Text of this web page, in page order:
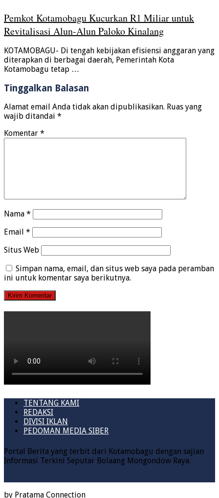
Pemkot Kotamobagu Kucurkan R1 Miliar untuk
Revitalisasi Alun-Alun Paloko Kinalang
KOTAMOBAGU- Di tengah kebijakan efisiensi anggaran yang
diterapkan di berbagai daerah, Pemerintah Kota
Kotamobagu tetap …
Tinggalkan Balasan
Alamat email Anda tidak akan dipublikasikan. Ruas yang
wajib ditandai *
Komentar *
Nama *
Email *
Situs Web
Simpan nama, email, dan situs web saya pada peramban
ini untuk komentar saya berikutnya.
TENTANG KAMI
REDAKSI
DIVISI IKLAN
PEDOMAN MEDIA SIBER
Portal Berita yang terbit dari Kotamobagu dengan sajian
Informasi Terkini Seputar Bolaang Mongondow Raya.
by Pratama Connection